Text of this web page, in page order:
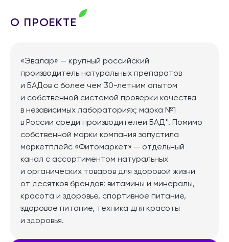
О ПРОЕКТЕ
«Эвалар» — крупный российский
производитель натуральных препаратов
и БАДов с более чем 30-летним опытом
и собственной системой проверки качества
в независимых лабораториях; марка №1
в России среди производителей БАД*. Помимо
собственной марки компания запустила
маркетплейс «Фитомаркет» — отдельный
канал с ассортиментом натуральных
и органических товаров для здоровой жизни
от десятков брендов: витамины и минералы,
красота и здоровье, спортивное питание,
здоровое питание, техника для красоты
и здоровья.